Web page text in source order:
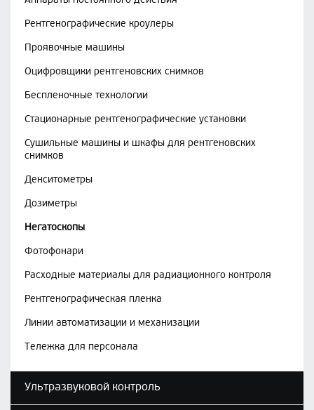
Рентгенографические кроулеры
Проявочные машины
Оцифровщики рентгеновских снимков
Беспленочные технологии
Стационарные рентгенографические установки
Сушильные машины и шкафы для рентгеновских
снимков
Денситометры
Дозиметры
Негатоскопы
Фотофонари
Расходные материалы для радиационного контроля
Рентгенографическая пленка
Линии автоматизации и механизации
Тележка для персонала
Ультразвуковой контроль